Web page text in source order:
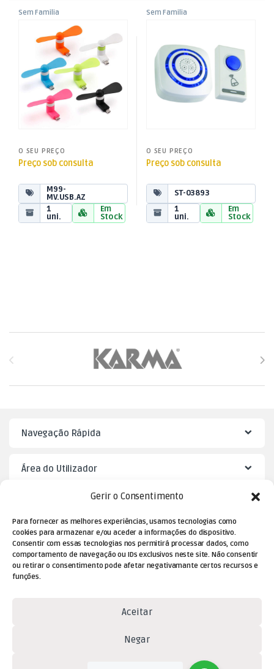
Gerir o Consentimento
Para fornecer as melhores experiências, usamos tecnologias como
cookies para armazenar e/ou aceder a informações do dispositivo.
Consentir com essas tecnologias nos permitirá processar dados, como
comportamento de navegação ou IDs exclusivos neste site. Não consentir
ou retirar o consentimento pode afetar negativamante certos recursos e
funções.
Aceitar
Negar
Sem Familia
Mini Ventilador Micro USB “B”
O SEU PREÇO
Preço sob consulta
M99-
MV.USB.AZ
1
uni.
Em
Stock
Sem Familia
O SEU PREÇO
Preço sob consulta
ST-03893
1
uni.
Em
Stock
Navegação Rápida
Área do Utilizador
Dúvidas? Contacte-nos!